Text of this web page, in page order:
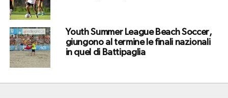
Youth Summer League Beach Soccer,
giungono al termine le finali nazionali
in quel di Battipaglia